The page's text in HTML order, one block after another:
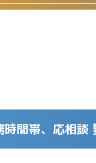
間帯、応相談